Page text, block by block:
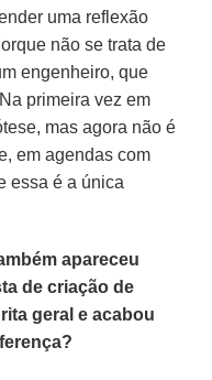
uma reflexão
não se trata de
engenheiro, que
primeira vez em
mas agora não é
em agendas com
essa é a única
apareceu
de criação de
geral e acabou